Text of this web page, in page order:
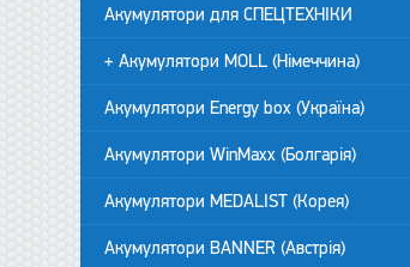
Акумулятори для СПЕЦТЕХНІКИ
+ Акумулятори MOLL (Німеччина)
Акумулятори Energy box (Україна)
Акумулятори WinMaxx (Болгарія)
Акумулятори MEDALIST (Корея)
Акумулятори BANNER (Австрія)